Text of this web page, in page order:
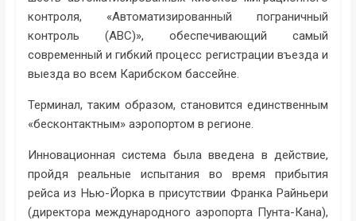
контроля, «Автоматизированный пограничный
контроль (ABC)», обеспечивающий самый
современный и гибкий процесс регистрации въезда и
выезда во всем Карибском бассейне.
Терминал, таким образом, становится единственным
«бесконтактным» аэропортом в регионе.
Инновационная система была введена в действие,
пройдя реальные испытания во время прибытия
рейса из Нью-Йорка в присутствии Франка Райньери
(директора международного аэропорта Пунта-Кана),